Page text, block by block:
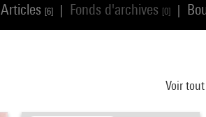
Articles [6] Fonds d'archives [0]
Voir tout